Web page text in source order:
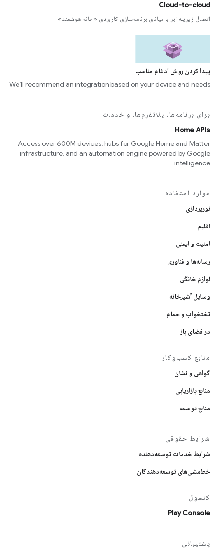
Cloud-to-cloud
اتصال زیرینه ابر با میانای برنامه‌سازی کاربردی «خانه هوشمند»
پیدا کردن روش ادغام مناسب
We’ll recommend an integration based on your device and needs
برای برنامه‌ها، پلاتفرم‌ها، و خدمات
Home APIs
Access over 600M devices, hubs for Google Home and Matter
infrastructure, and an automation engine powered by Google
intelligence
موارد استفاده
نورپردازی
اقلیم
امنیت و ایمنی
رسانه‌ها و فناوری
لوازم خانگی
وسایل آشپزخانه
تختخواب و حمام
در فضای باز
منابع کسب‌وکار
گواهی و نشان
منابع بازاریابی
منابع توسعه
شرایط حقوقی
شرایط خدمات توسعه‌دهنده
خط‌مشی‌های توسعه‌دهندگان
کنسول
Play Console
پشتیبانی